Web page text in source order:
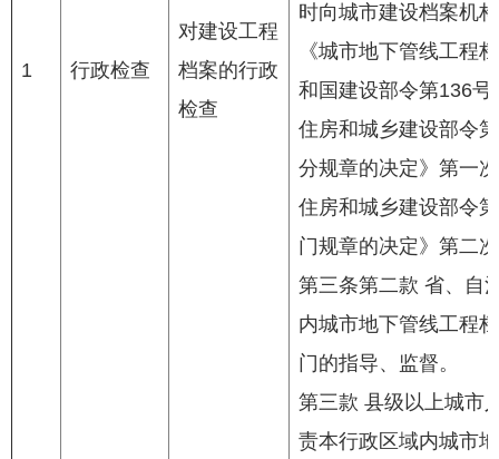
1 行政检查
对建设工程
档案的行政
检查
时向城市建设档案机
《城市地下管线工程
和国建设部令第136
住房和城乡建设部令
分规章的决定》第一
住房和城乡建设部令
门规章的决定》第二
第三条第二款 省、自
内城市地下管线工程
门的指导、监督。
第三款 县级以上城市
责本行政区域内城市